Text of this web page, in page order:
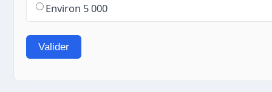
Environ 5 000
Valider